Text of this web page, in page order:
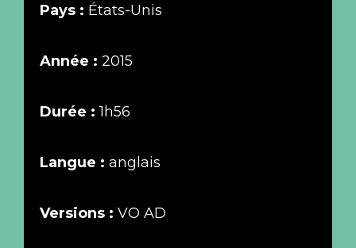
Pays : États-Unis
Année : 2015
Durée :1h56
Langue : anglais
Versions : VO AD